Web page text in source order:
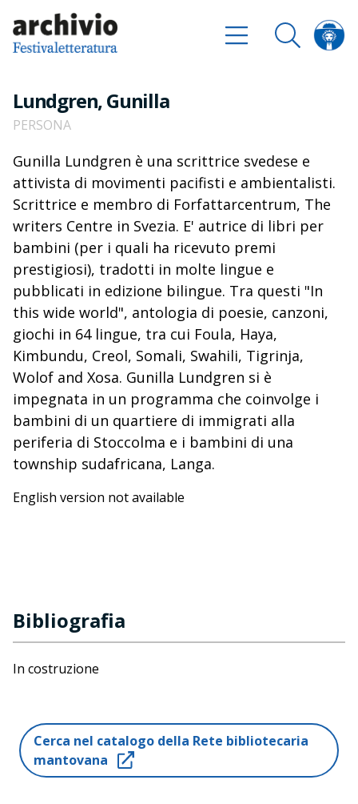
Lundgren, Gunilla
PERSONA
Gunilla Lundgren è una scrittrice svedese e
attivista di movimenti pacifisti e ambientalisti.
Scrittrice e membro di Forfattarcentrum, The
writers Centre in Svezia. E' autrice di libri per
bambini (per i quali ha ricevuto premi
prestigiosi), tradotti in molte lingue e
pubblicati in edizione bilingue. Tra questi "In
this wide world", antologia di poesie, canzoni,
giochi in 64 lingue, tra cui Foula, Haya,
Kimbundu, Creol, Somali, Swahili, Tigrinja,
Wolof and Xosa. Gunilla Lundgren si è
impegnata in un programma che coinvolge i
bambini di un quartiere di immigrati alla
periferia di Stoccolma e i bambini di una
township sudafricana, Langa.
English version not available
Bibliografia
In costruzione
Cerca nel catalogo della Rete bibliotecaria
mantovana